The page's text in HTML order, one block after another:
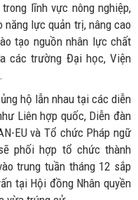
lĩnh vực nông nghiệp,
lực quản trị, nâng cao
tạo nguồn nhân lực chất
các trường Đại học, Viện
hộ lẫn nhau tại các diễn
Liên hợp quốc, Diễn đàn
EU và Tổ chức Pháp ngữ
phối hợp tổ chức thành
trung tuần tháng 12 sắp
tại Hội đồng Nhân quyền